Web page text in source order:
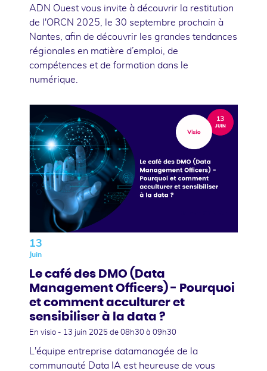
ADN Ouest vous invite à découvrir la restitution
de l'ORCN 2025, le 30 septembre prochain à
Nantes, afin de découvrir les grandes tendances
régionales en matière d’emploi, de
compétences et de formation dans le
numérique.
13
Juin
Le café des DMO (Data
Management Officers) - Pourquoi
et comment acculturer et
sensibiliser à la data ?
En visio - 13 juin 2025 de 08h30 à 09h30
L'équipe entreprise datamanagée de la
communauté Data IA est heureuse de vous